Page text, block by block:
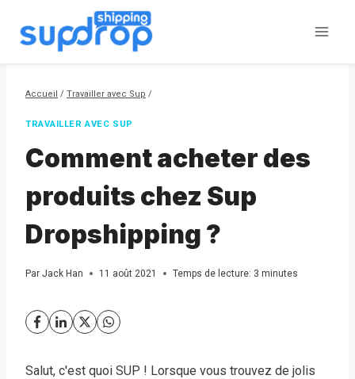
Accueil / Travailler avec Sup /
TRAVAILLER AVEC SUP
Comment acheter des
produits chez Sup
Dropshipping ?
Par Jack Han 11 août 2021 Temps de lecture: 3minutes
Salut, c'est quoi SUP ! Lorsque vous trouvez de jolis